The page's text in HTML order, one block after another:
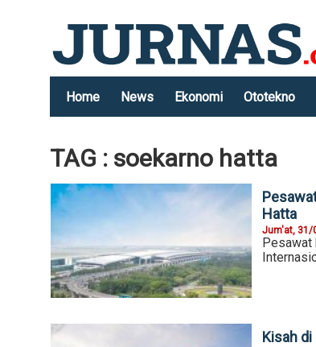
Home News Ekonomi Ototekno
TAG : soekarno hatta
Hatta
Jum'at, 31/
Pesawat
Kisah di